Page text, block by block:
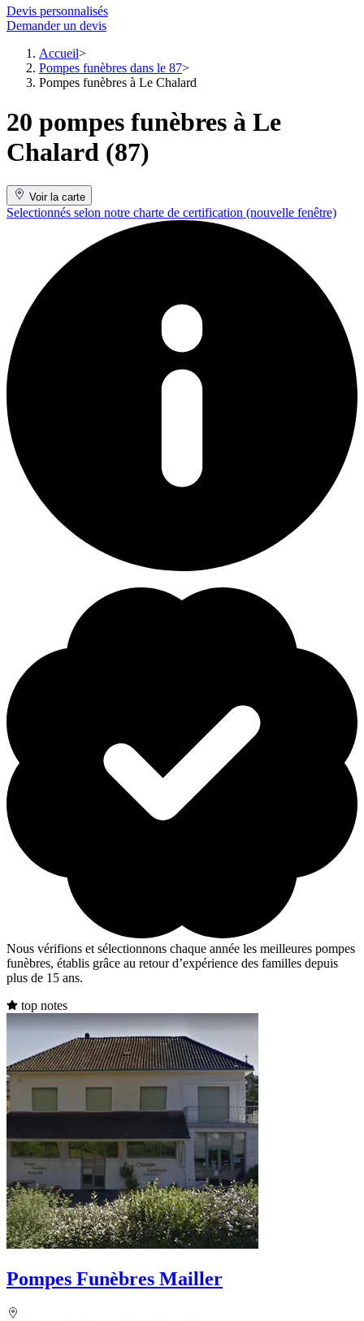
Devis personnalisés
Demander un devis
Accueil
Pompes funèbres dans le 87
Pompes funèbres à Le Chalard
20 pompes funèbres à Le
Chalard (87)
Voir la carte
Selectionnés selon notre charte de certification (nouvelle fenêtre)
Nous vérifions et sélectionnons chaque année les meilleures pompes
funèbres, établis grâce au retour d’expérience des familles depuis
plus de 15 ans.
top notes
Pompes Funèbres Mailler